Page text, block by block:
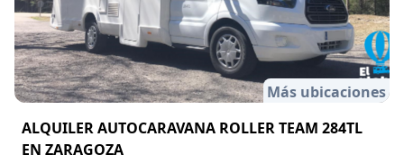
Más ubicaciones
ALQUILER AUTOCARAVANA ROLLER TEAM 284TL
EN ZARAGOZA